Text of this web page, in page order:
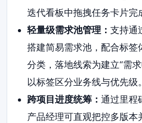
迭代看板中拖拽任务卡片完
轻量级需求池管理： 支持通
搭建简易需求池，配合标签
分类，落地线索为建立“需
以标签区分业务线与优先级。
跨项目进度统筹： 通过里程
产品经理可直观把控多版本